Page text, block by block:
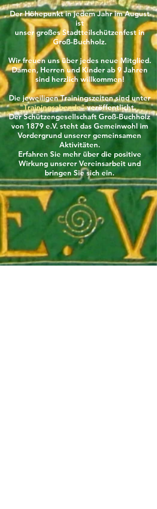
Der Höhepunkt in jedem Jahr im August
ist
unser großes Stadtteilschützenfest in
Groß-Buchholz.
Wir freuen uns über jedes neue Mitglied.
Damen, Herren und Kinder ab 9 Jahren
sind herzlich willkommen!
Die jeweiligen Trainingszeiten sind unter
"Trainingsabende"veröffentlicht.
Der Schützengesellschaft Groß-Buchholz
von 1879 e.V. steht das Gemeinwohl im
Vordergrund unserer gemeinsamen
Aktivitäten.
Erfahren Sie mehr über die positive
Wirkung unserer Vereinsarbeit und
bringen Sie sich ein.